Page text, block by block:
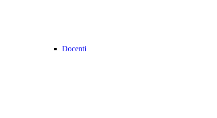
Docenti